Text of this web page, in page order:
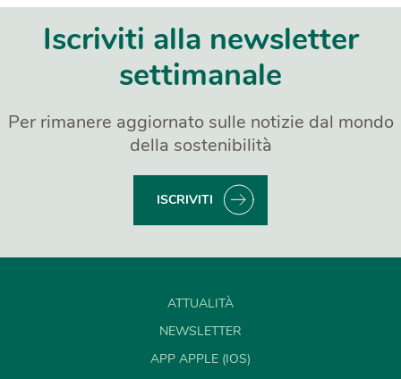
Iscriviti alla newsletter
settimanale
Per rimanere aggiornato sulle notizie dal mondo
della sostenibilità
ISCRIVITI
ATTUALITÀ
NEWSLETTER
APP APPLE (IOS)